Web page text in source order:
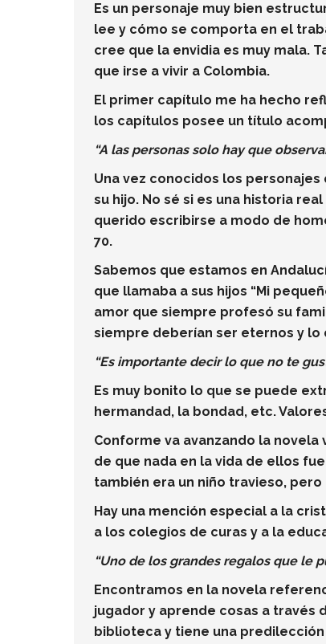
Es un personaje muy bien
lee y cómo se comporta en el
cree que la envidia es muy mala.
que irse a vivir a Colombia.
El primer capítulo me ha hecho
los capítulos posee un título
“A las personas solo hay que
Una vez conocidos los
su hijo. No sé si es una historia
querido escribirse a modo de
70.
Sabemos que estamos en
que llamaba a sus hijos “Mi
amor que siempre profesó su
siempre deberían ser eternos y lo
“Es importante decir lo que no te
Es muy bonito lo que se puede
hermandad, la bondad, etc.
Conforme va avanzando la
de que nada en la vida de ellos
también era un niño travieso,
Hay una mención especial a la
a los colegios de curas y a la
“Uno de los grandes regalos que le
Encontramos en la novela
jugador y aprende cosas a través
biblioteca y tiene una